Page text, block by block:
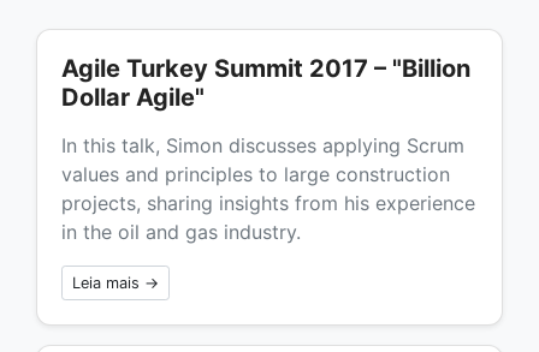
Agile Turkey Summit 2017 – "Billion
Dollar Agile"
In this talk, Simon discusses applying Scrum
values and principles to large construction
projects, sharing insights from his experience
in the oil and gas industry.
Leia mais →